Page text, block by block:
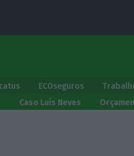
ECOseguros
Caso Luís Neves